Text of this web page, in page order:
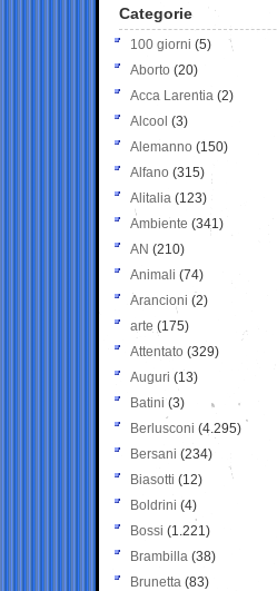
Categorie
100 giorni (5)
Aborto (20)
Acca Larentia (2)
Alcool (3)
Alemanno (150)
Alfano (315)
Alitalia (123)
Ambiente (341)
AN (210)
Animali (74)
Arancioni (2)
arte (175)
Attentato (329)
Auguri (13)
Batini (3)
Berlusconi (4.295)
Bersani (234)
Biasotti (12)
Boldrini (4)
Bossi (1.221)
Brambilla (38)
Brunetta (83)